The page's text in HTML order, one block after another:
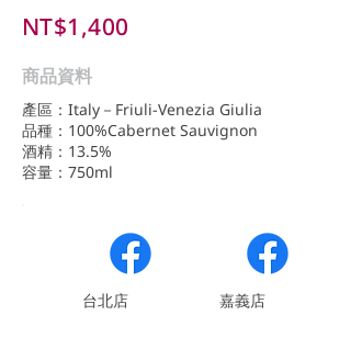
NT$1,400
商品資料
產區：Italy－Friuli-Venezia Giulia
品種：100%Cabernet Sauvignon
酒精：13.5%
容量：750ml
​台北店 嘉義店